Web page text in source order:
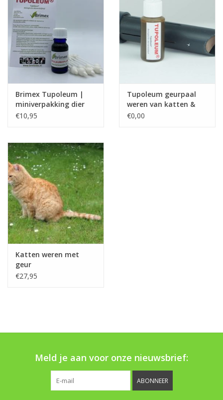
Brimex kaarten
Vallen
Drukspuiten
Onkruid & Reiniging
Nestkasten
Boom bewatering
Nieuws
Treeportleden:
Blog
Brimex Tupoleum |
miniverpakking dier
wering
€10,95
Tupoleum geurpaal
weren van katten &
konijnen
€0,00
Katten weren met
geur
€27,95
Meld je aan voor onze nieuwsbrief:
ABONNEER